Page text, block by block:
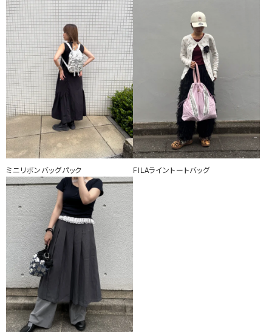
ミニリボンバッグパック FILAライントートバッグ